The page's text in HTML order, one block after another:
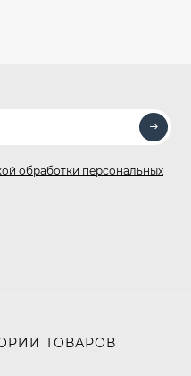
обработки персональных
ТОВАРОВ